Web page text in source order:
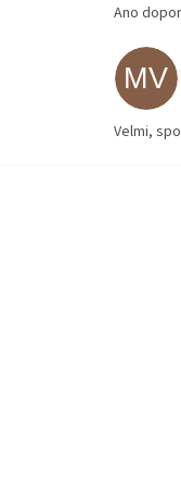
Ano
MV
Velmi,